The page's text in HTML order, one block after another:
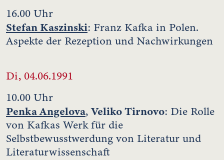
16.00 Uhr
Stefan Kaszinski: Franz Kafka in Polen.
Aspekte der Rezeption und Nachwirkungen
Di, 04.06.1991
10.00 Uhr
Penka Angelova,Veliko Tirnovo: Die Rolle
von Kafkas Werk für die
Selbstbewusstwerdung von Literatur und
Literaturwissenschaft